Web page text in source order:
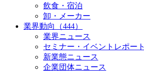
飲食・宿泊
卸・メーカー
業界動向（444）
業界ニュース
セミナー・イベントレポート
新業態ニュース
企業団体ニュース